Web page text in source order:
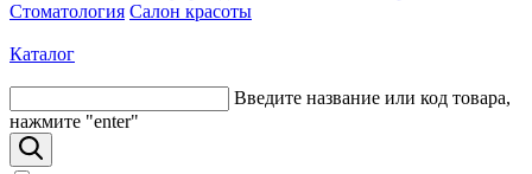
Стоматология Салон красоты
Каталог
Введите название или код товара,
нажмите "enter"